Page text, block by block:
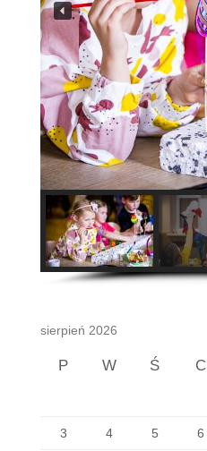
sierpień 2026
P W Ś C
3 4 5 6